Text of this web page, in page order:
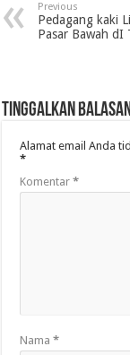
Previous
Pedagang kaki
Pasar Bawah dI
Tinggalkan
Alamat email Anda
*
Komentar*
Nama*